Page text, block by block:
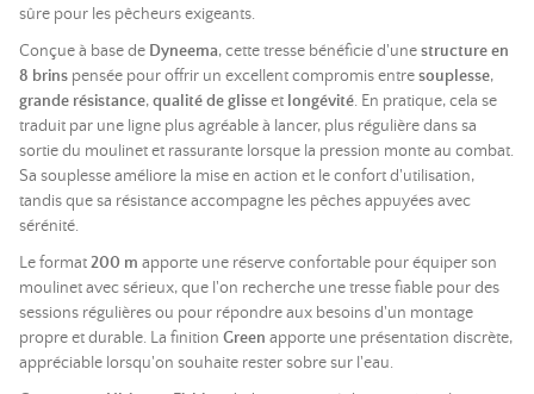
sûre pour les pêcheurs exigeants.
Conçue à base de Dyneema, cette tresse bénéficie d'unestructure en
8 brins pensée pour offrir un excellent compromis entresouplesse,
grande résistance,qualité de glisseet longévité. En pratique, cela se
traduit par une ligne plus agréable à lancer, plus régulière dans sa
sortie du moulinet et rassurante lorsque la pression monte au combat.
Sa souplesse améliore la mise en action et le confort d'utilisation,
tandis que sa résistance accompagne les pêches appuyées avec
sérénité.
Le format200 m apporte une réserve confortable pour équiper son
moulinet avec sérieux, que l'on recherche une tresse fiable pour des
sessions régulières ou pour répondre aux besoins d'un montage
propre et durable. La finition Green apporte une présentation discrète,
appréciable lorsqu'on souhaite rester sobre sur l'eau.